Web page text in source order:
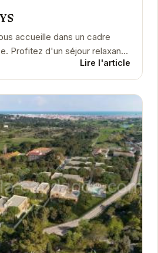
accueille dans un cadre
Profitez d'un séjour relaxant
de la région.Lire l'article